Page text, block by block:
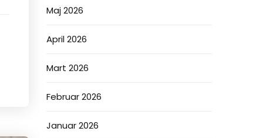
Maj 2026
April 2026
Mart 2026
Februar 2026
Januar 2026